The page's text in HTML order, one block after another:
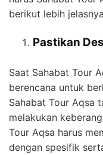
berikut lebih
Pastikan
Saat Sahabat Tour
berencana untuk
Sahabat Tour Aqsa
melakukan
Tour Aqsa harus
dengan spesifik